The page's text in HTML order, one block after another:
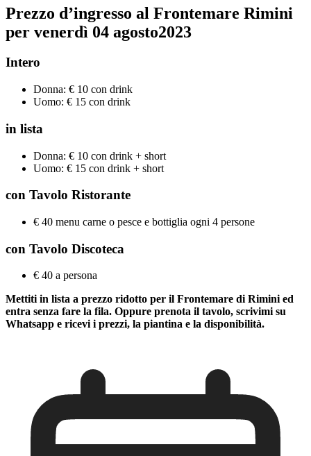
Prezzo d’ingresso al Frontemare Rimini
per venerdì 04 agosto2023
Intero
Donna: € 10 con drink
Uomo: € 15 con drink
in lista
Donna: € 10 con drink + short
Uomo: € 15 con drink + short
con Tavolo Ristorante
€ 40 menu carne o pesce e bottiglia ogni 4 persone
con Tavolo Discoteca
€ 40 a persona
Mettiti in lista a prezzo ridotto per il Frontemare di Rimini ed
entra senza fare la fila. Oppure prenota il tavolo, scrivimi su
Whatsapp e ricevi i prezzi, la piantina e la disponibilità.